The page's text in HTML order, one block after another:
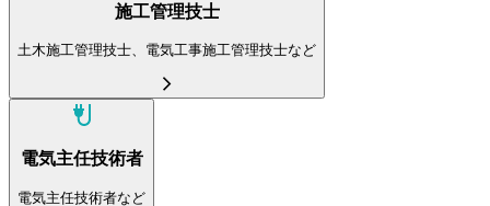
施工管理技士
土木施工管理技士、電気工事施工管理技士など
電気主任技術者
電気主任技術者など